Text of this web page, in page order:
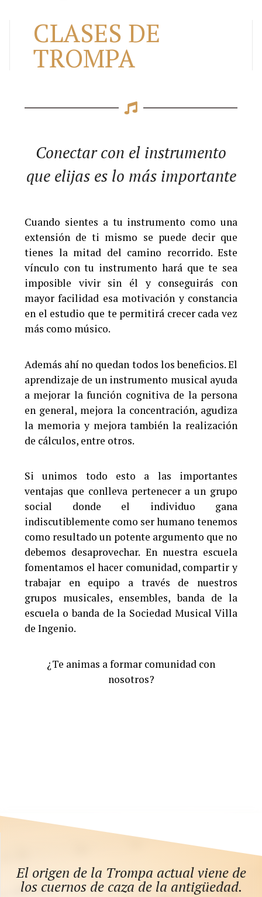
CLASES DE
TROMPA
Conectar con el instrumento
que elijas es lo más importante
Cuando sientes a tu instrumento como una
extensión de ti mismo se puede decir que
tienes la mitad del camino recorrido. Este
vínculo con tu instrumento hará que te sea
imposible vivir sin él y conseguirás con
mayor facilidad esa motivación y constancia
en el estudio que te permitirá crecer cada vez
más como músico.
Además ahí no quedan todos los beneficios. El
aprendizaje de un instrumento musical ayuda
a mejorar la función cognitiva de la persona
en general, mejora la concentración, agudiza
la memoria y mejora también la realización
de cálculos, entre otros.
Si unimos todo esto a las importantes
ventajas que conlleva pertenecer a un grupo
social donde el individuo gana
indiscutiblemente como ser humano tenemos
como resultado un potente argumento que no
debemos desaprovechar. En nuestra escuela
fomentamos el hacer comunidad, compartir y
trabajar en equipo a través de nuestros
grupos musicales, ensembles, banda de la
escuela o banda de la Sociedad Musical Villa
de Ingenio.
¿Te animas a formar comunidad con
nosotros?
El origen de la Trompa actual viene de
los cuernos de caza de la antigüedad.